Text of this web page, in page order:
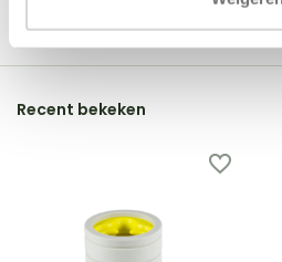
Recent bekeken